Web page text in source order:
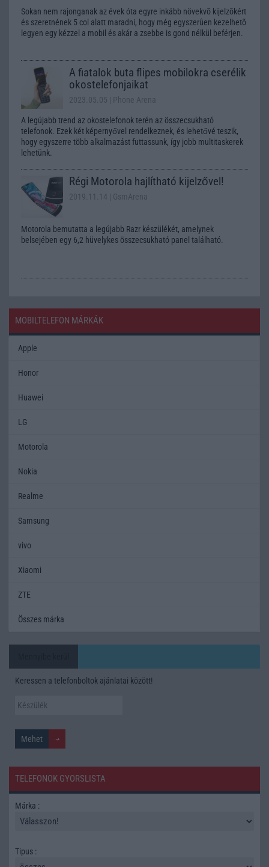
Sokan nem rajonganak az évek óta egyre inkább növekvõ kijelzõkért
és szeretnének 5 col alatt maradni, hogy még egyszerûen kezelhetõ
legyen egy kézzel a mobil és akár a zsebbe is gond nélkül beférjen.
A fiatalok buta flipes mobilokra cserélik
okostelefonjaikat
2023.05.05 | Phone Arena
A legújabb trend az okostelefonok terén az összecsukható
telefonok. Ezek két képernyővel rendelkeznek, és lehetővé teszik,
hogy egyszerre több alkalmazást futtassunk, így jobb multitaskerek
lehetünk.
Régi Motorola hajlítható kijelzővel!
2019.11.14 | GsmArena
Motorola bemutatta a legújabb Razr készülékét, amelynek
belsejében egy 6,2 hüvelykes összecsukható panel található.
MOBILTELEFON MÁRKÁK
Apple
Honor
Huawei
LG
Motorola
Nokia
Realme
Samsung
vivo
Xiaomi
ZTE
Összes márka
Keressen a telefonboltok ajánlatai között!
TELEFONOK GYORSLISTA
Márka :
Tipus :